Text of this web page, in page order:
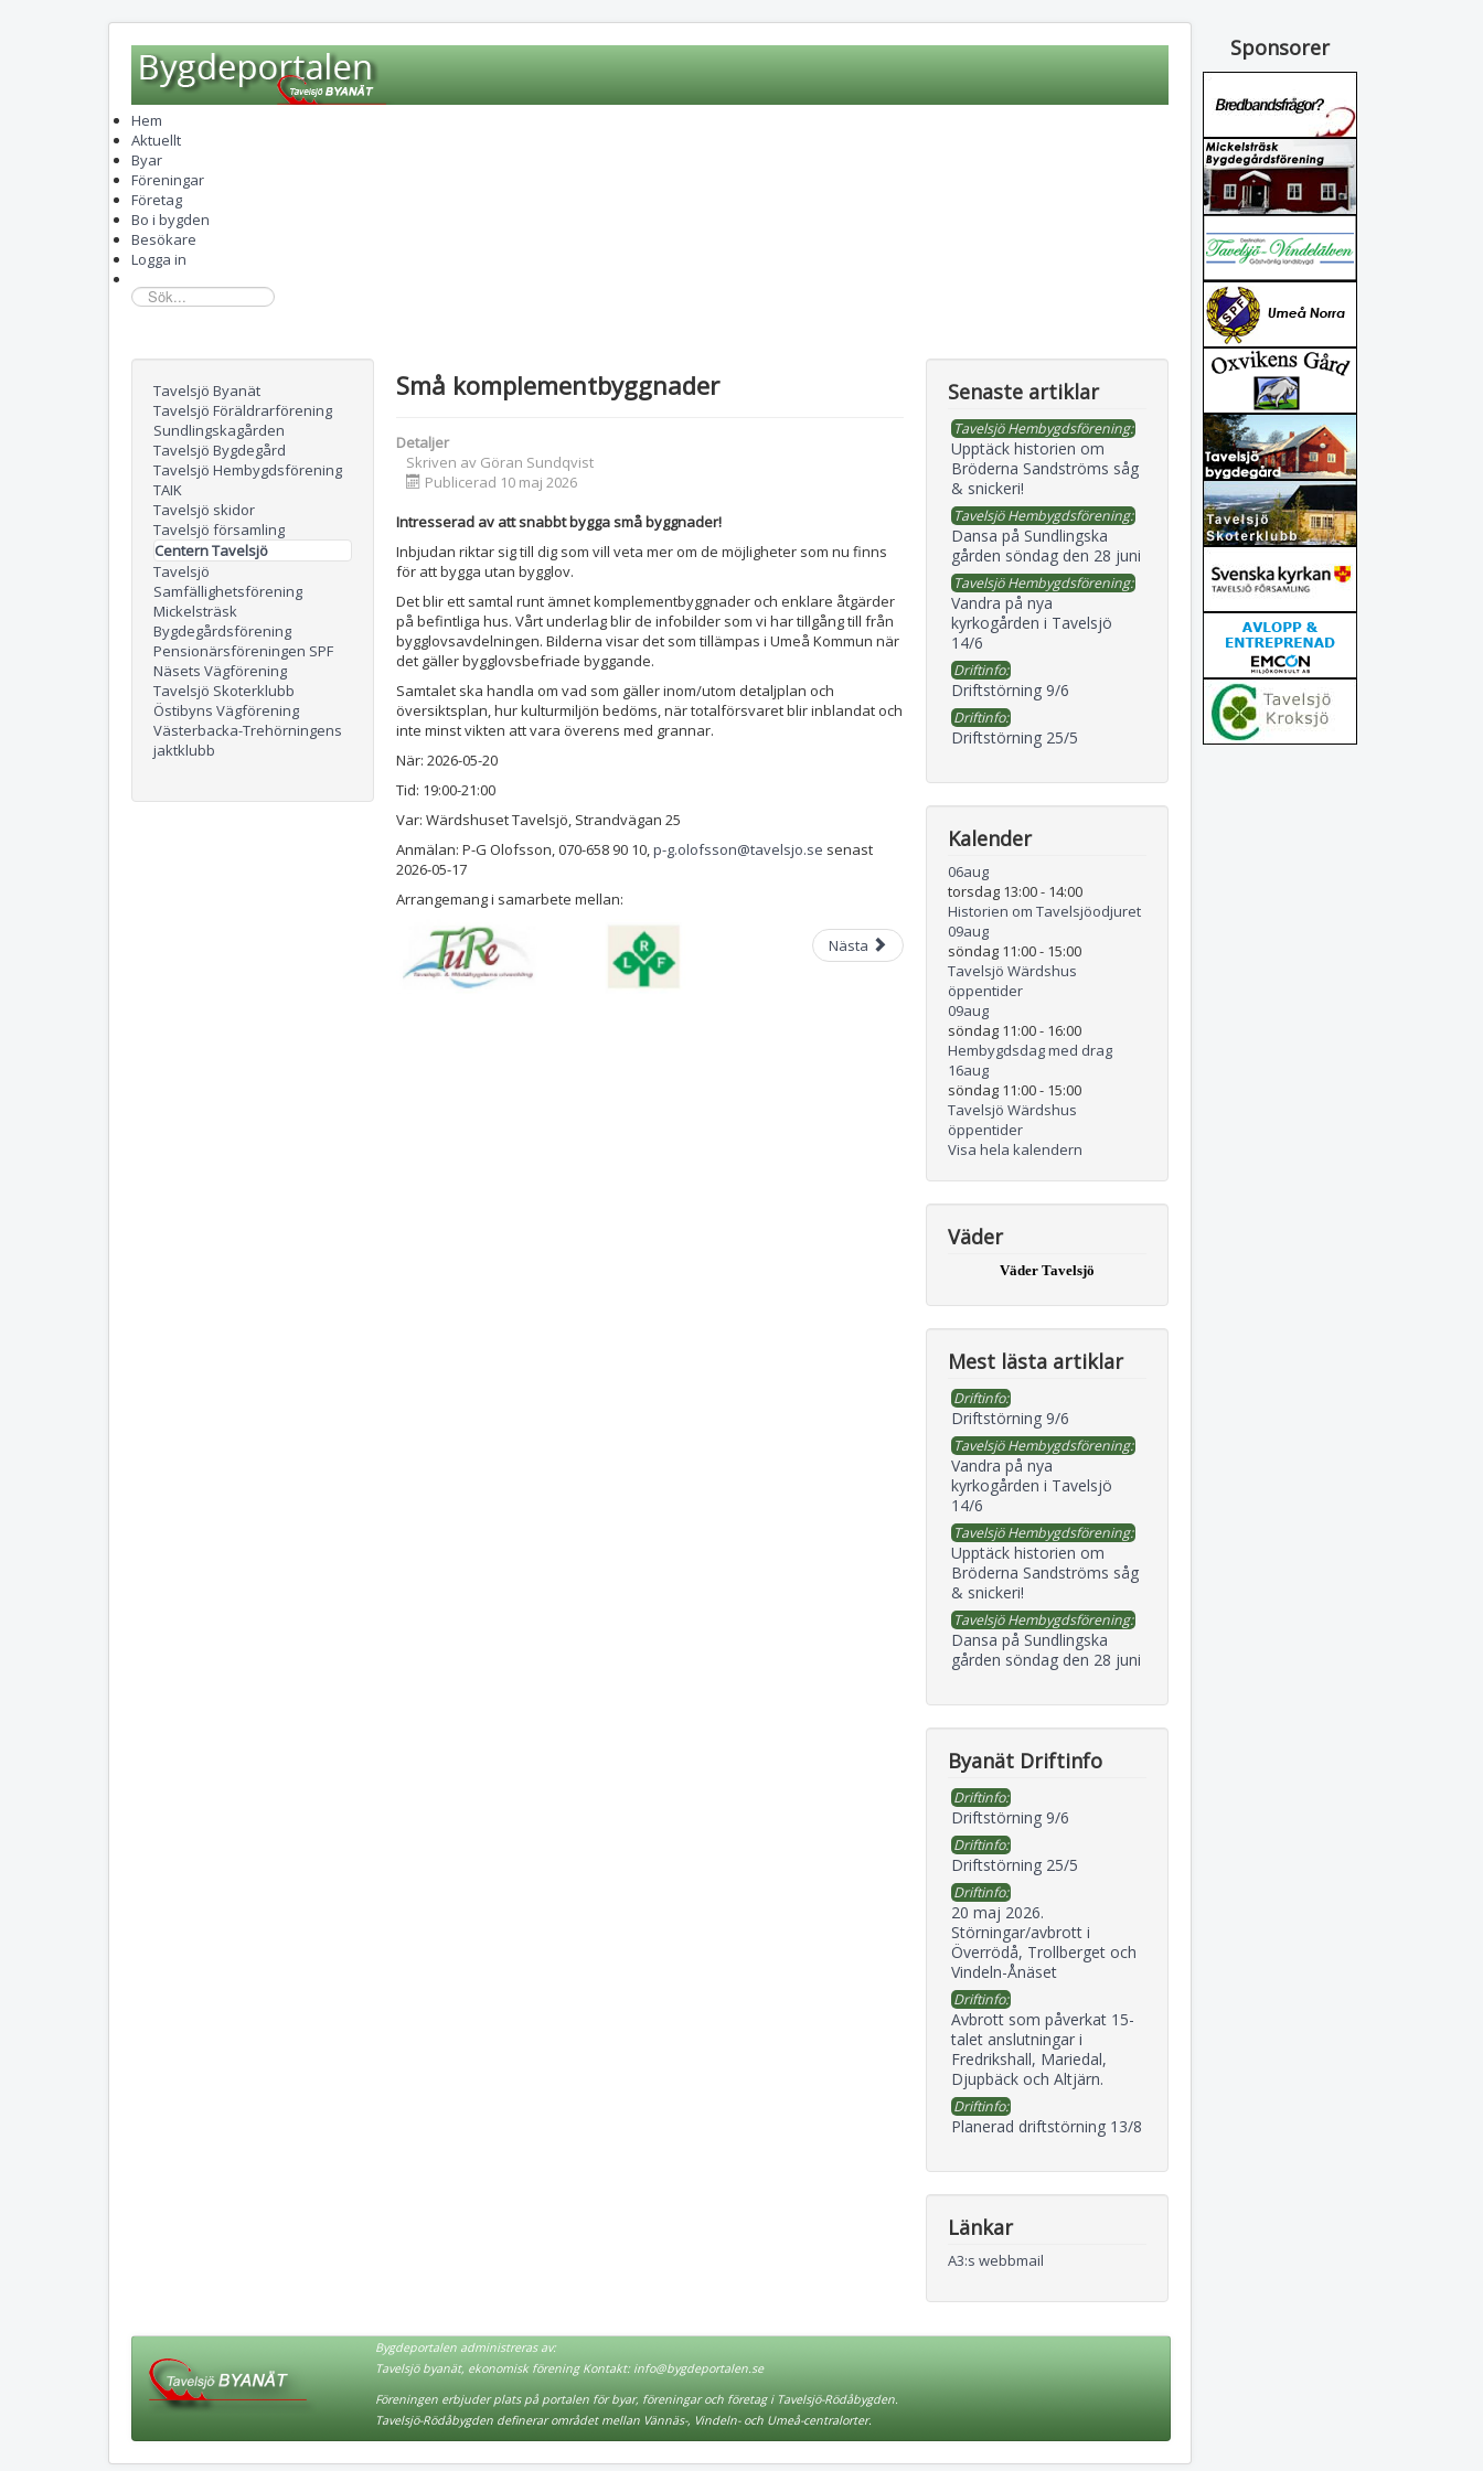
Hem
Aktuellt
Byar
Föreningar
Företag
Bo i bygden
Besökare
Logga in
sök...
Tavelsjö Byanät
Tavelsjö Föräldrarförening
Sundlingskagården
Tavelsjö Bygdegård
Tavelsjö Hembygdsförening
TAIK
Tavelsjö skidor
Tavelsjö församling
Centern Tavelsjö
Tavelsjö
Samfällighetsförening
Mickelsträsk
Bygdegårdsförening
Pensionärsföreningen SPF
Näsets Vägförening
Tavelsjö Skoterklubb
Östibyns Vägförening
Västerbacka-Trehörningens
jaktklubb
Små komplementbyggnader
Detaljer
Skriven av Göran Sundqvist
Publicerad 10 maj 2026
Intresserad av att snabbt bygga små byggnader!
Inbjudan riktar sig till dig som vill veta mer om de möjligheter som nu finns
för att bygga utan bygglov.
Det blir ett samtal runt ämnet komplementbyggnader och enklare åtgärder
på befintliga hus. Vårt underlag blir de infobilder som vi har tillgång till från
bygglovsavdelningen. Bilderna visar det som tillämpas i Umeå Kommun när
det gäller bygglovsbefriade byggande.
Samtalet ska handla om vad som gäller inom/utom detaljplan och
översiktsplan, hur kulturmiljön bedöms, när totalförsvaret blir inblandat och
inte minst vikten att vara överens med grannar.
När: 2026-05-20
Tid: 19:00-21:00
Var: Wärdshuset Tavelsjö, Strandvägan 25
Anmälan: P-G Olofsson, 070-658 90 10, p-g.olofsson@tavelsjo.se senast
2026-05-17
Arrangemang i samarbete mellan:
Nästa
Senaste artiklar
Tavelsjö Hembygdsförening:
Upptäck historien om
Bröderna Sandströms såg
& snickeri!
Tavelsjö Hembygdsförening:
Dansa på Sundlingska
gården söndag den 28 juni
Tavelsjö Hembygdsförening:
Vandra på nya
kyrkogården i Tavelsjö
14/6
Driftinfo:
Driftstörning 9/6
Driftinfo:
Driftstörning 25/5
Kalender
06aug
torsdag 13:00- 14:00
Historien om Tavelsjöodjuret
09aug
söndag 11:00- 15:00
Tavelsjö Wärdshus
öppentider
09aug
söndag 11:00- 16:00
Hembygdsdag med drag
16aug
söndag 11:00- 15:00
Tavelsjö Wärdshus
öppentider
Visa hela kalendern
Väder
Väder Tavelsjö
Mest lästa artiklar
Driftinfo:
Driftstörning 9/6
Tavelsjö Hembygdsförening:
Vandra på nya
kyrkogården i Tavelsjö
14/6
Tavelsjö Hembygdsförening:
Upptäck historien om
Bröderna Sandströms såg
& snickeri!
Tavelsjö Hembygdsförening:
Dansa på Sundlingska
gården söndag den 28 juni
Byanät Driftinfo
Driftinfo:
Driftstörning 9/6
Driftinfo:
Driftstörning 25/5
Driftinfo:
20 maj 2026.
Störningar/avbrott i
Överrödå, Trollberget och
Vindeln-Ånäset
Driftinfo:
Avbrott som påverkat 15-
talet anslutningar i
Fredrikshall, Mariedal,
Djupbäck och Altjärn.
Driftinfo:
Planerad driftstörning 13/8
Länkar
A3:s webbmail
Bygdeportalen administreras av:
Tavelsjö byanät, ekonomisk förening Kontakt: info@bygdeportalen.se
Föreningen erbjuder plats på portalen för byar, föreningar och företag i Tavelsjö-Rödåbygden.
Tavelsjö-Rödåbygden definerar området mellan Vännäs-, Vindeln- och Umeå-centralorter.
Sponsorer